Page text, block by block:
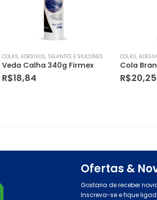
COLAS, ADESIVOS, SELANTES E SILICONES
R$20,25
COLAS,
R$14,86
Ofertas &
Gostaria de receber
Inscreva-se e fique